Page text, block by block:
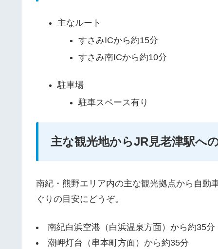
主なルート
すさみICから約15分
すさみ南ICから約10分
駐車場
駐車スペース有り
主な観光地からJR見老津駅へ
南紀・熊野エリア内の主な観光拠点から自動
ぐりの目安にどうぞ。
南紀白浜空港（白浜温泉方面）から約35分
潮岬灯台（串本町方面）から約35分